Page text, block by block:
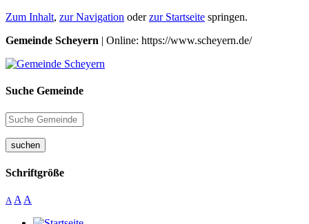
Zum Inhalt, zur Navigation oderzur Startseite springen.
Gemeinde Scheyern | Online: https://www.scheyern.de/
Suche Gemeinde
suchen
Schriftgröße
A A A